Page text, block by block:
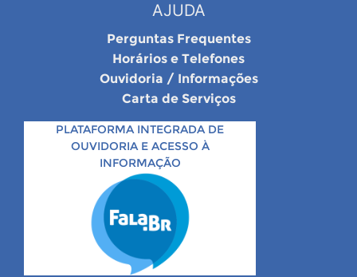
AJUDA
Perguntas Frequentes
Horários e Telefones
Ouvidoria / Informações
Carta de Serviços
PLATAFORMA INTEGRADA DE
OUVIDORIA E ACESSO À
INFORMAÇÃO